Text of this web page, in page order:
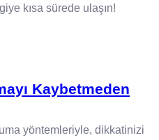
kısa sürede ulaşın!
Kaybetmeden
yöntemleriyle, dikkatinizi